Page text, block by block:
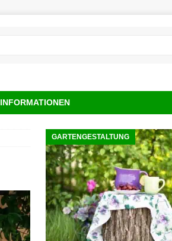
INFORMATIONEN
GARTENGESTALTUNG